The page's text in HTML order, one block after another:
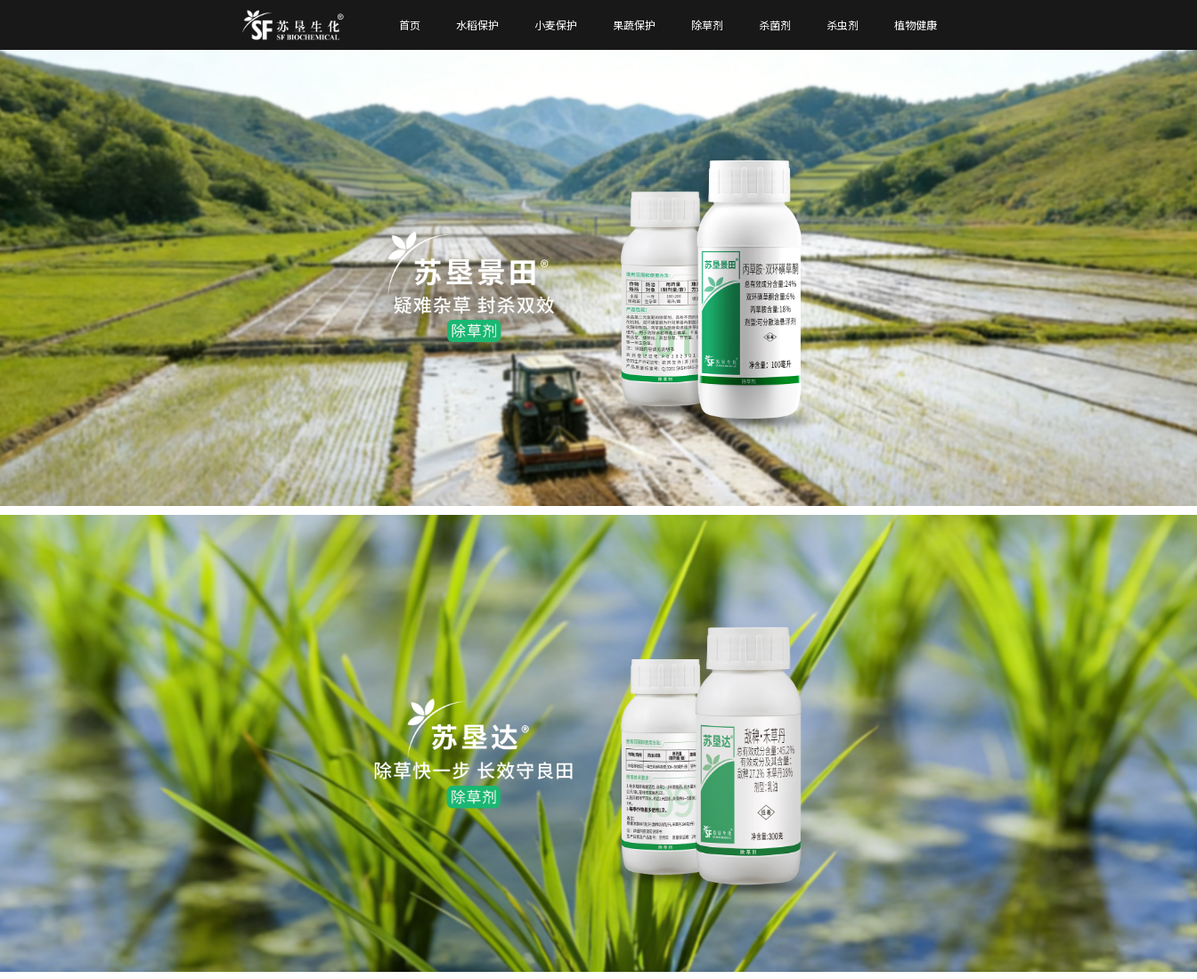
首页 水稻保护 小麦保护 果蔬保护 除草剂 杀菌剂 杀虫剂 植物健康